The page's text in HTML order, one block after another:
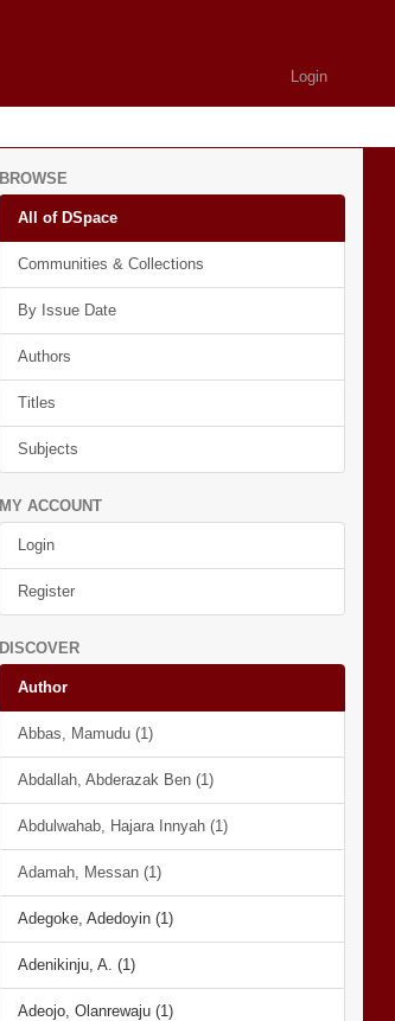
Login
BROWSE
All of DSpace
Communities & Collections
By Issue Date
Authors
Titles
Subjects
MY ACCOUNT
Login
Register
DISCOVER
Author
Abbas, Mamudu (1)
Abdallah, Abderazak Ben (1)
Abdulwahab, Hajara Innyah (1)
Adamah, Messan (1)
Adegoke, Adedoyin (1)
Adenikinju, A. (1)
Adeojo, Olanrewaju (1)